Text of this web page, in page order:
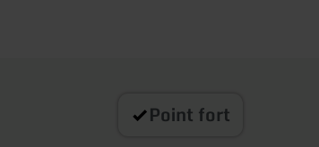
Point fort